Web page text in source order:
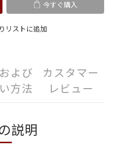
今すぐ購入
リストに追加
よび
方法
カスタマー
レビュー
説明